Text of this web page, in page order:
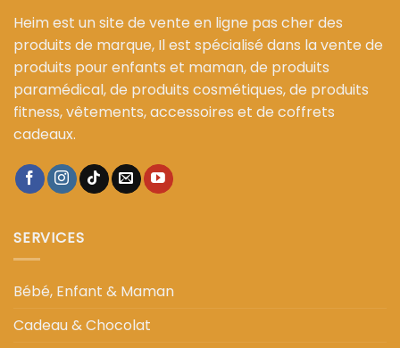
Heim est un site de vente en ligne pas cher des
produits de marque, Il est spécialisé dans la vente de
produits pour enfants et maman, de produits
paramédical, de produits cosmétiques, de produits
fitness, vêtements, accessoires et de coffrets
cadeaux.
SERVICES
Bébé, Enfant & Maman
Cadeau & Chocolat